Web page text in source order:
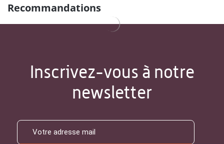
Recommandations
Inscrivez-vous à notre
newsletter